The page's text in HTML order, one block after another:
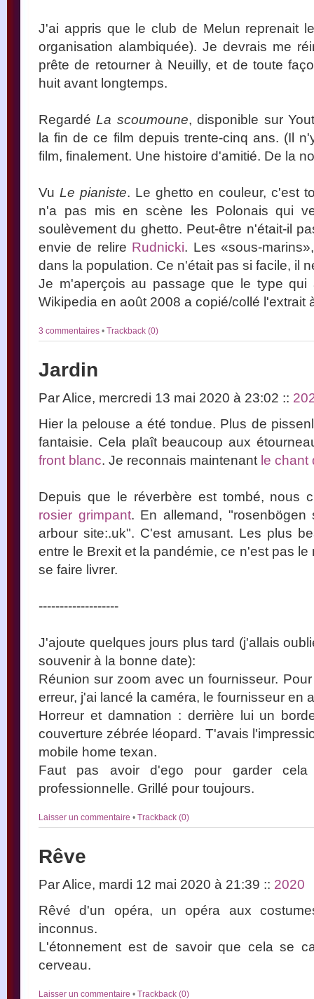
J'ai appris que le club de Melun reprenait
organisation alambiquée). Je devrais me
prête de retourner à Neuilly, et de toute
huit avant longtemps.
RegardéLa scoumoune, disponible sur
la fin de ce film depuis trente-cinq ans. (Il
film, finalement. Une histoire d'amitié. De la
Vu Le pianiste. Le ghetto en couleur, c'est
n'a pas mis en scène les Polonais qui
soulèvement du ghetto. Peut-être n'était-il
envie de relire Rudnicki. Les «sous-
dans la population. Ce n'était pas si facile, il
Je m'aperçois au passage que le type qui
Wikipedia en août 2008 a copié/collé l'extrait
3 commentaires • Trackback (0)
Jardin
Par Alice, mercredi 13 mai 2020 à 23:02 ::
Hier la pelouse a été tondue. Plus de
fantaisie. Cela plaît beaucoup aux
front blanc. Je reconnais maintenant le chant
Depuis que le réverbère est tombé, nous
rosier grimpant. En allemand, "rosenbögen
arbour site:.uk". C'est amusant. Les plus
entre le Brexit et la pandémie, ce n'est pas
se faire livrer.
-------------------
J'ajoute quelques jours plus tard (j'allais
souvenir à la bonne date):
Réunion sur zoom avec un fournisseur.
erreur, j'ai lancé la caméra, le fournisseur en
Horreur et damnation : derrière lui un
couverture zébrée léopard. T'avais
mobile home texan.
Faut pas avoir d'ego pour garder cela
professionnelle. Grillé pour toujours.
Laisser un commentaire • Trackback (0)
Rêve
Par Alice, mardi 12 mai 2020 à 21:39 :: 2020
Rêvé d'un opéra, un opéra aux
inconnus.
L'étonnement est de savoir que cela se
cerveau.
Laisser un commentaire • Trackback (0)